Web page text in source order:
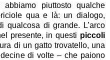
piuttosto qualche
qua e là: un dialogo,
qualcosa di grande. L’arco
presente, in questi piccoli
di un gatto trovatello, una
di volte – che paiono